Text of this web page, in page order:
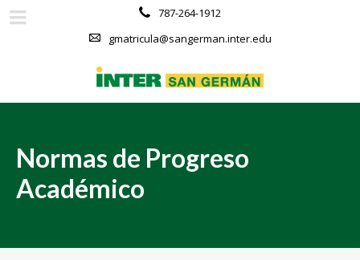
787-264-1912
gmatricula@sangerman.inter.edu
Normas de Progreso
Académico